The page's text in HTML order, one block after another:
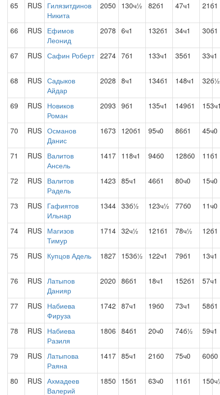
65 RUS Гилязитдинов
Никита
2050 130ч½ 82б1 47ч1 21б1
66 RUS Ефимов
Леонид
2078 6ч1 132б1 34ч1 30б1
67 RUS Сафин Роберт 2274 7б1 133ч1 35б1 33ч1
68 RUS Садыков
Айдар
2028 8ч1 134б1 148ч1 32б½
69 RUS Новиков
Роман
2093 9б1 135ч1 149б1
70 RUS Османов
Данис
1673 120б1 95ч0 86б1 45ч0
71 RUS Валитов
Ансель
1417 118ч1 94б0 128б0 11б1
72 RUS Валитов
Радель
1423 85ч1 46б1 80ч0 15ч0
73 RUS Гафиятов
Ильнар
1344 33б½ 123ч½ 77б0 11ч0
74 RUS Магизов
Тимур
1714 32ч½ 121б1 78ч½ 12б1
75 RUS Купцов Адель 1827 153б½ 122ч1 79б1 13ч1
76 RUS Латыпов
Данияр
2020 86б1 18ч1 152б1 57ч1
77 RUS Набиева
Фируза
1742 87ч1 19б0 73ч1 58б1
78 RUS Набиева
Разиля
1806 84б1 20ч0 74б½ 59ч1
79 RUS Латыпова
Раяна
1417 85ч1 21б0 75ч0 60б0
80 RUS Ахмадеев
Валерий
1850 15б1 63ч0 11б1